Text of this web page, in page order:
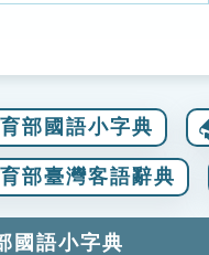
部國語小字典
部臺灣客語辭典
國語小字典